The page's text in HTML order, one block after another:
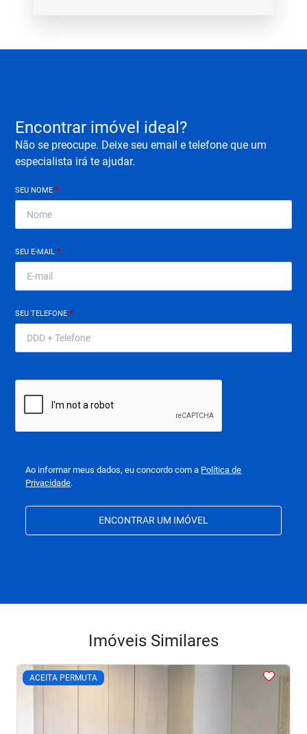
Encontrar imóvel ideal?
Não se preocupe. Deixe seu email e telefone que um
especialista irá te ajudar.
SEU NOME*
SEU E-MAIL*
SEU TELEFONE*
Ao informar meus dados, eu concordo com a Política de
Privacidade.
ENCONTRAR UM IMÓVEL
Imóveis Similares
ACEITA PERMUTA
<<<<